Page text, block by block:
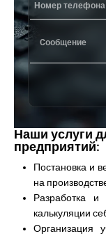
Наши услуги
предприятий:
Постановка и
на
Разработка
калькуляции
Организация